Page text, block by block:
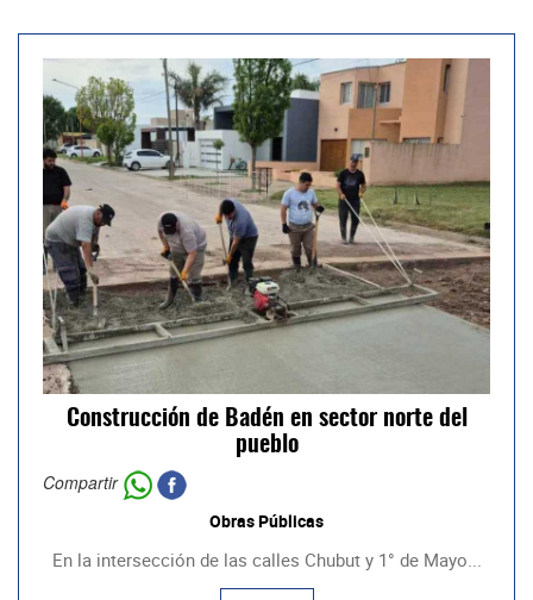
Construcción de Badén en sector norte del
pueblo
Compartir
Obras Públicas
En la intersección de las calles Chubut y 1° de Mayo...